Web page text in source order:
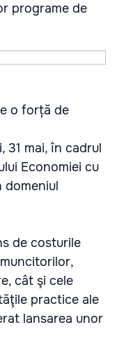
programe de
o forță de
mai, în cadrul
Economiei cu
domeniul
de costurile
cât şi cele
practice ale
lansarea unor